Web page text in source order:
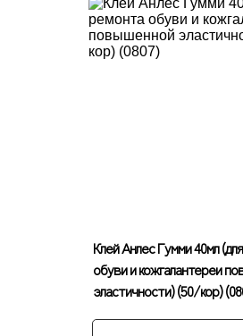
Клей Анлес Гумми 40мл
обуви и кожгалантереи
эластичности) (50/кор)